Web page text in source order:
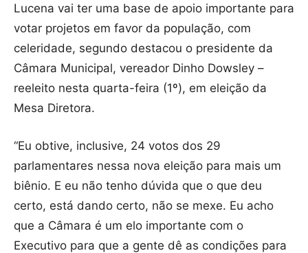
Lucena vai ter uma base de apoio importante para
votar projetos em favor da população, com
celeridade, segundo destacou o presidente da
Câmara Municipal, vereador Dinho Dowsley –
reeleito nesta quarta-feira (1º), em eleição da
Mesa Diretora.
“Eu obtive, inclusive, 24 votos dos 29
parlamentares nessa nova eleição para mais um
biênio. E eu não tenho dúvida que o que deu
certo, está dando certo, não se mexe. Eu acho
que a Câmara é um elo importante com o
Executivo para que a gente dê as condições para